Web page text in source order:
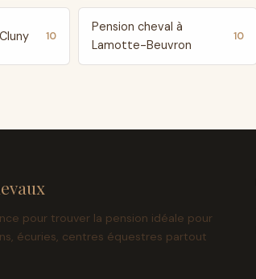
10
Pension cheval à
Lamotte-Beuvron
10
pour trouver la pension idéale pour
écuries, centres équestres partout